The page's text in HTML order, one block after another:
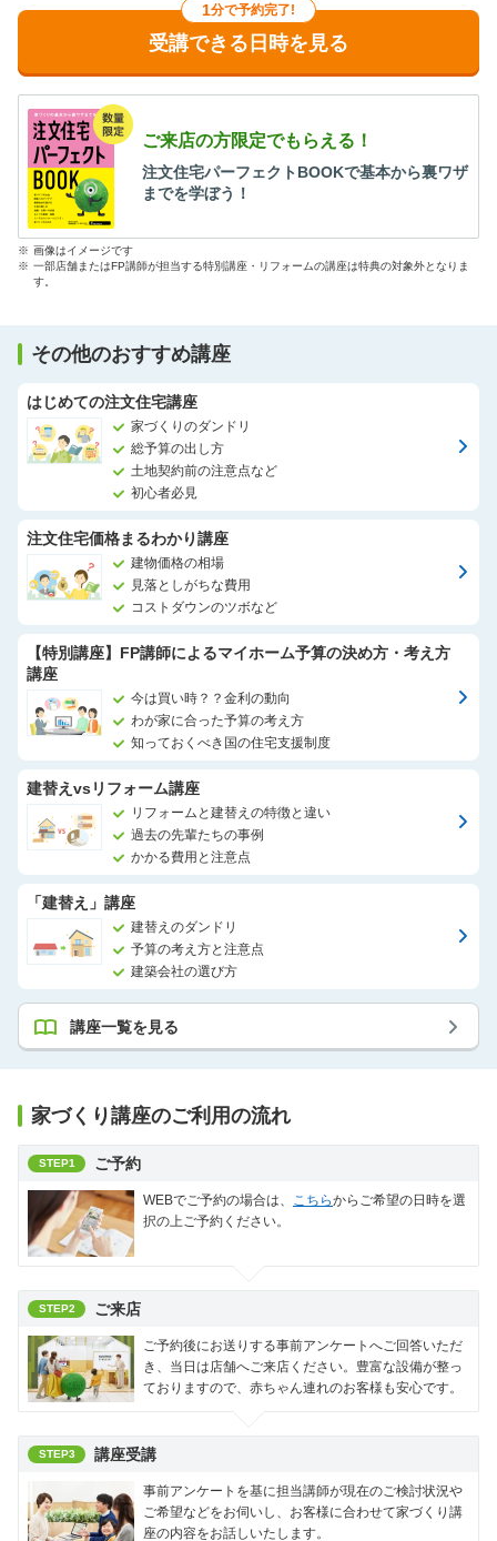
1分で予約完了!
受講できる日時を見る
ご来店の方限定でもらえる！
注文住宅パーフェクトBOOKで基本から裏ワザ
までを学ぼう！
※ 画像はイメージです
※ 一部店舗またはFP講師が担当する特別講座・リフォームの講座は特典の対象外となりま
す。
その他のおすすめ講座
はじめての注文住宅講座
家づくりのダンドリ
総予算の出し方
土地契約前の注意点など
初心者必見
注文住宅価格まるわかり講座
建物価格の相場
見落としがちな費用
コストダウンのツボなど
【特別講座】FP講師によるマイホーム予算の決め方・考え方
講座
今は買い時？？金利の動向
わが家に合った予算の考え方
知っておくべき国の住宅支援制度
建替えvsリフォーム講座
リフォームと建替えの特徴と違い
過去の先輩たちの事例
かかる費用と注意点
「建替え」講座
建替えのダンドリ
予算の考え方と注意点
建築会社の選び方
講座一覧を見る
家づくり講座のご利用の流れ
STEP1 ご予約
WEBでご予約の場合は、 こちらからご希望の日時を選
択の上ご予約ください。
STEP2 ご来店
ご予約後にお送りする事前アンケートへご回答いただ
き、当日は店舗へご来店ください。豊富な設備が整っ
ておりますので、赤ちゃん連れのお客様も安心です。
STEP3 講座受講
事前アンケートを基に担当講師が現在のご検討状況や
ご希望などをお伺いし、お客様に合わせて家づくり講
座の内容をお話しいたします。